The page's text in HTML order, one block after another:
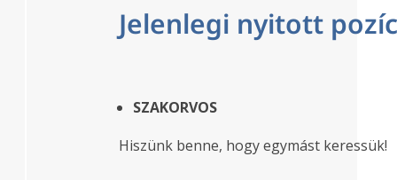
Jelenlegi nyitott
SZAKORVOS
Hiszünk benne, hogy egymást keressük!